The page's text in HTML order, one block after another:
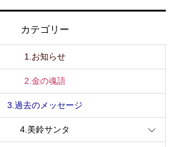
カテゴリー
1.お知らせ
2.金の魂語
3.過去のメッセージ
4.美鈴サンタ